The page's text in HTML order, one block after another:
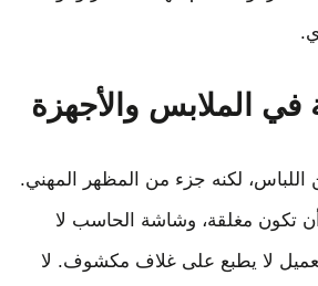
في الملابس والأجهزة
اللباس، لكنه جزء من المظهر المهني.
تكون مغلقة، وشاشة الحاسب لا
لا يطبع على غلاف مكشوف. لا